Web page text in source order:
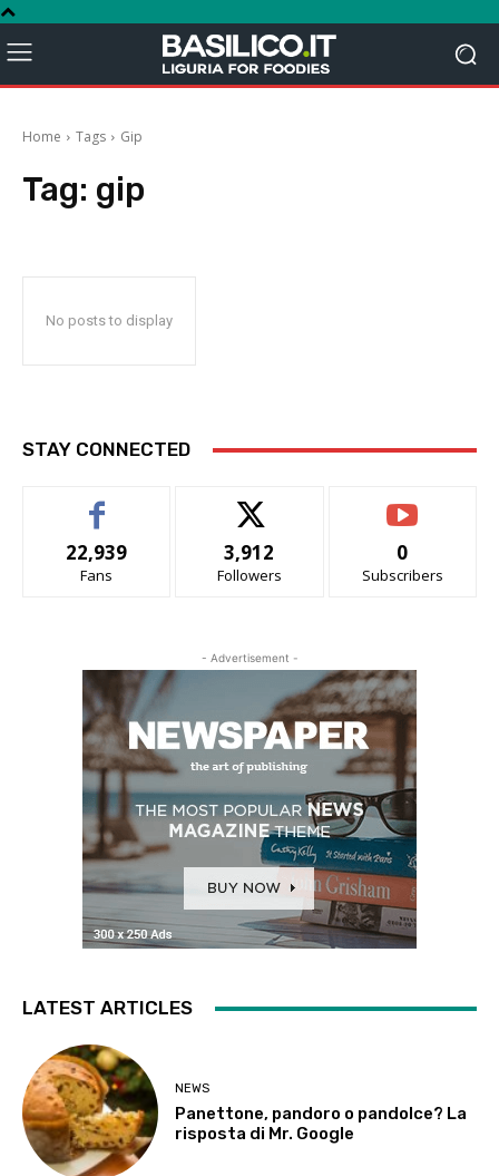
Home Tags Gip
Tag: gip
No posts to display
STAY CONNECTED
22,939
Fans
3,912
Followers
0
Subscribers
- Advertisement -
LATEST ARTICLES
NEWS
Panettone, pandoro o pandolce? La
risposta di Mr. Google